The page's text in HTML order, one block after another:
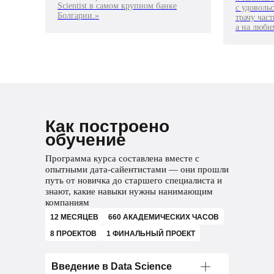
Scientist в самом крупном банке
Болгарии.»
с
трачу
а на
Как построено
обучение
Программа курса составлена вместе с
опытными дата-сайентистами — они прошли
путь от новичка до старшего специалиста и
знают, какие навыки нужны нанимающим
компаниям
12 МЕСЯЦЕВ
660 АКАДЕМИЧЕСКИХ ЧАСОВ
8 ПРОЕКТОВ
1 ФИНАЛЬНЫЙ ПРОЕКТ
Введение в Data Science